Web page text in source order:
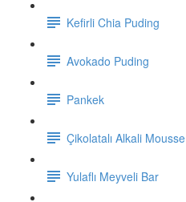
Kefirli Chia Puding
Avokado Puding
Pankek
Çikolatalı Alkali Mousse
Yulaflı Meyveli Bar